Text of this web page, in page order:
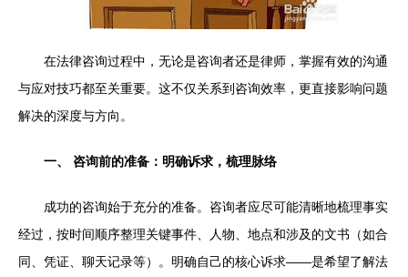
在法律咨询过程中，无论是咨询者还是律师，掌握有效的沟通
与应对技巧都至关重要。这不仅关系到咨询效率，更直接影响问题
解决的深度与方向。
一、 咨询前的准备：明确诉求，梳理脉络
成功的咨询始于充分的准备。咨询者应尽可能清晰地梳理事实
经过，按时间顺序整理关键事件、人物、地点和涉及的文书（如合
同、凭证、聊天记录等）。明确自己的核心诉求——是希望了解法